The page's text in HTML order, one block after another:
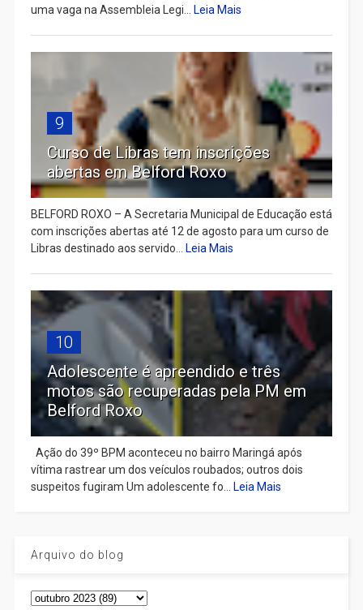
uma vaga na Assembleia Legi... Leia Mais
9
Curso de Libras tem inscrições
abertas em Belford Roxo
BELFORD ROXO – A Secretaria Municipal de Educação está
com inscrições abertas até 12 de agosto para um curso de
Libras destinado aos servido... Leia Mais
10
Adolescente é apreendido e três
motos são recuperadas pela PM em
Belford Roxo
Ação do 39º BPM aconteceu no bairro Maringá após
vítima rastrear um dos veículos roubados; outros dois
suspeitos fugiram Um adolescente fo... Leia Mais
Arquivo do blog